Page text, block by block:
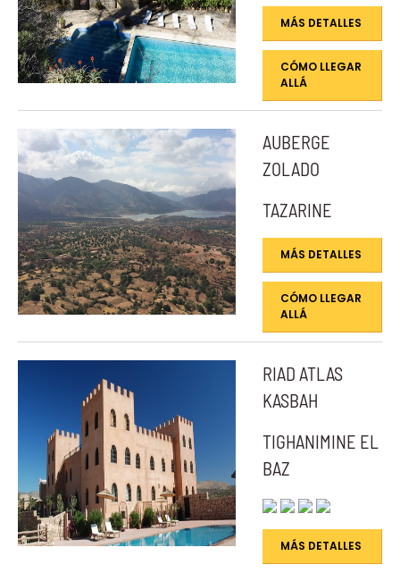
MÁS DETALLES
CÓMO LLEGAR
ALLÁ
AUBERGE
ZOLADO
TAZARINE
MÁS DETALLES
CÓMO LLEGAR
ALLÁ
RIAD ATLAS
KASBAH
TIGHANIMINE EL
BAZ
MÁS DETALLES